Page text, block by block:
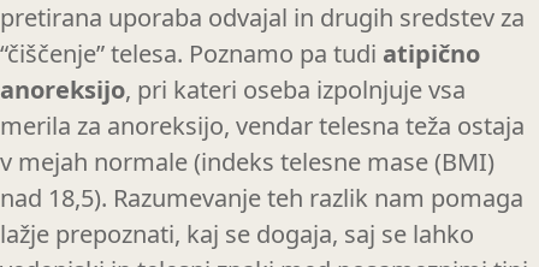
pretirana uporaba odvajal in drugih sredstev za
“čiščenje” telesa. Poznamo pa tudi atipično
anoreksijo, pri kateri oseba izpolnjuje vsa
merila za anoreksijo, vendar telesna teža ostaja
v mejah normale (indeks telesne mase (BMI)
nad 18,5). Razumevanje teh razlik nam pomaga
lažje prepoznati, kaj se dogaja, saj se lahko